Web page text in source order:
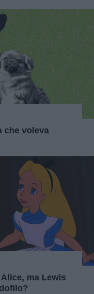
che voleva
ma Lewis